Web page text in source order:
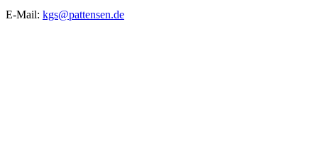
E-Mail: kgs@pattensen.de